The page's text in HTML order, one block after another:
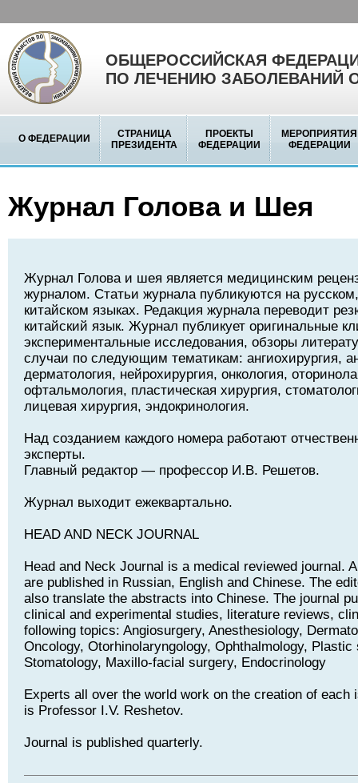
ОБЩЕРОССИЙСКАЯ
ПО ЛЕЧЕНИЮ ЗАБОЛЕВАНИЙ
О ФЕДЕРАЦИИ
СТРАНИЦА
ПРЕЗИДЕНТА
ПРОЕКТЫ
ФЕДЕРАЦИИ
МЕРОПРИЯТИЯ
ФЕДЕРАЦИИ
Журнал Голова и Шея
Журнал Голова и шея является медицинским
журналом. Статьи журнала публикуются на
китайском языках. Редакция журнала переводит
китайский язык. Журнал публикует оригинальные
экспериментальные исследования, обзоры
случаи по следующим тематикам: ангиохирургия,
дерматология, нейрохирургия, онкология,
офтальмология, пластическая хирургия,
лицевая хирургия, эндокринология.
Над созданием каждого номера работают
эксперты.
Главный редактор — профессор И.В. Решетов.
Журнал выходит ежеквартально.
HEAD AND NECK JOURNAL
Head and Neck Journal is a medical reviewed journal.
are published in Russian, English and Chinese. The
also translate the abstracts into Chinese. The journal
clinical and experimental studies, literature reviews,
following topics: Angiosurgery, Anesthesiology,
Oncology, Otorhinolaryngology, Ophthalmology, Plastic
Stomatology, Maxillo-facial surgery, Endocrinology
Experts all over the world work on the creation of each
is Professor I.V. Reshetov.
Journal is published quarterly.